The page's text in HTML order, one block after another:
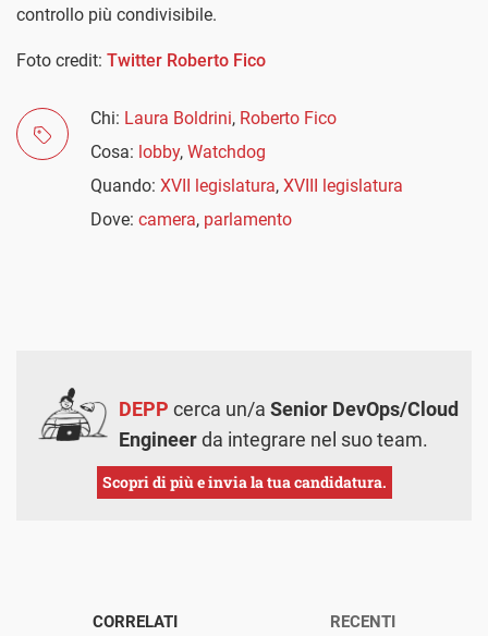
controllo più condivisibile.
Foto credit: Twitter Roberto Fico
Chi: Laura Boldrini, Roberto Fico
Cosa: lobby, Watchdog
Quando: XVII legislatura, XVIII legislatura
Dove: camera, parlamento
DEPP cerca un/a Senior DevOps/Cloud
Engineerda integrare nel suo team.
Scopri di più e invia la tua candidatura.
CORRELATI RECENTI